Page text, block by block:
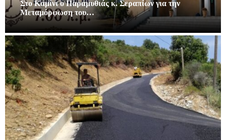
Στο Καμίνι ο Παραμυθιάς κ. Σεραπίων για την
Μεταμόρφωση του…